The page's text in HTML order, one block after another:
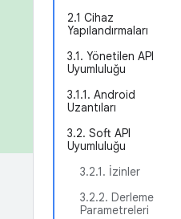
2.1 Cihaz
Yapılandırmaları
3.1. Yönetilen API
Uyumluluğu
3.1.1. Android
Uzantıları
3.2. Soft API
Uyumluluğu
3.2.1. İzinler
3.2.2. Derleme
Parametreleri